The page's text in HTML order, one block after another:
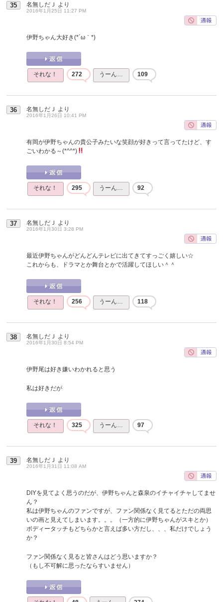
35 名無しだＪ より
2016年1月25日 11:27 PM
伊野ちゃん大好き(*´ω｀*)
それな！ 272 うーん… 109
36 名無しだＪ より
2016年1月26日 10:41 PM
有岡が伊野ちゃんの貴公子みたいな笑顔が好きって言ってたけど、す
ごいわかる～(*^^*)
それな！ 295 うーん… 92
37 名無しだＪ より
2016年1月30日 3:28 PM
最近伊野ちゃんがどんどんテレビに出てきてすっごく嬉しい☆
これからも、ドラマとか舞台とかで活躍してほしい＾＾
それな！ 256 うーん… 118
38 名無しだＪ より
2016年1月30日 8:54 PM
伊野尾は好き嫌いわかれると思う
私は好きだが
それな！ 325 うーん… 97
39 名無しだＪ より
2016年1月31日 11:08 AM
DIYを見てよく思うのだが、伊野ちゃんと森泉のイチャイチャしてませ
ん？
私は伊野ちゃんのファンですが、ファン関係なく見てるとただの両思
いの画と見えてしまいます。。。（一方的に伊野ちゃんがスキとか）
ボディータッチもどちらかと言えば多い方だし、、、私だけでしょう
か？
ファン関係なく見ると皆さんはどう思いますか？
（もし不可解に思ったならすいません）